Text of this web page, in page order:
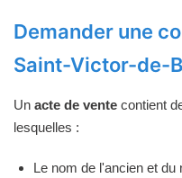
Demander une
Saint-Victor-de-
Un acte de vente contient
lesquelles :
Le nom de l'ancien et du